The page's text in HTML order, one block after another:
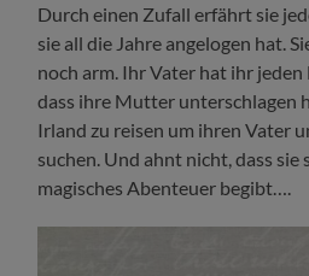
Durch einen Zufall erfährt sie
sie all die Jahre angelogen hat.
noch arm. Ihr Vater hat ihr
dass ihre Mutter unterschlagen
Irland zu reisen um ihren Vater
suchen. Und ahnt nicht, dass sie
magisches Abenteuer begibt….